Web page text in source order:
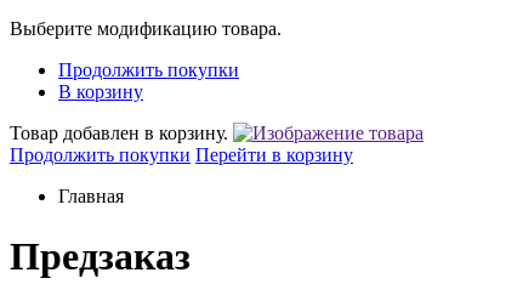
Выберите модификацию товара.
Продолжить покупки
В корзину
Товар добавлен в корзину.
Продолжить покупки Перейти в корзину
Главная
Предзаказ